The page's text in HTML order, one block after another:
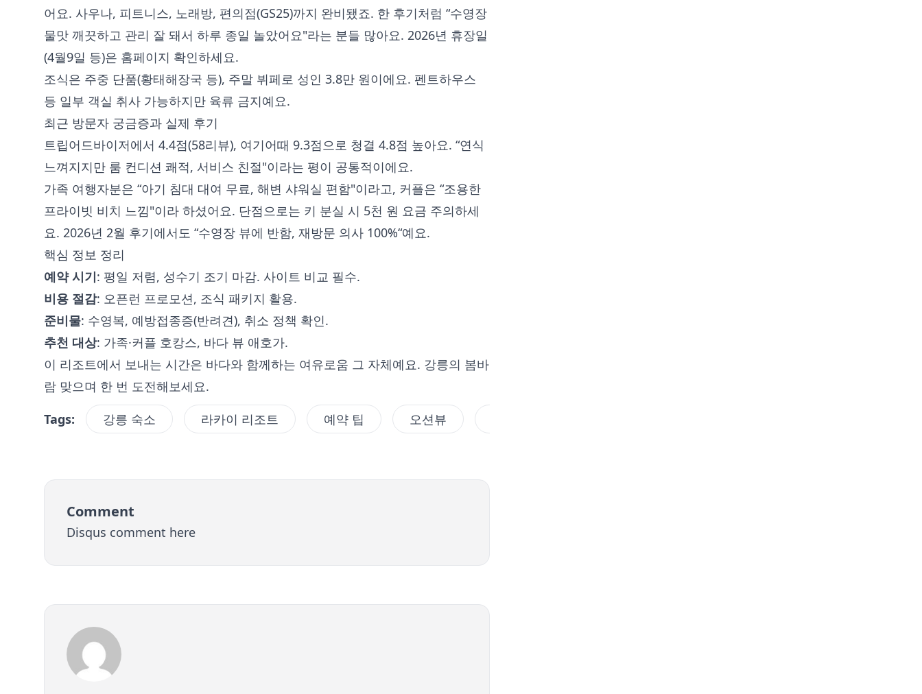
어요. 사우나, 피트니스, 노래방, 편의점(GS25)까지 완비됐죠. 한 후기처럼 “수영장
물맛 깨끗하고 관리 잘 돼서 하루 종일 놀았어요"라는 분들 많아요. 2026년 휴장일
(4월9일 등)은 홈페이지 확인하세요.
조식은 주중 단품(황태해장국 등), 주말 뷔페로 성인 3.8만 원이에요. 펜트하우스
등 일부 객실 취사 가능하지만 육류 금지예요.
최근 방문자 궁금증과 실제 후기
트립어드바이저에서 4.4점(58리뷰), 여기어때 9.3점으로 청결 4.8점 높아요. “연식
느껴지지만 룸 컨디션 쾌적, 서비스 친절"이라는 평이 공통적이에요.
가족 여행자분은 “아기 침대 대여 무료, 해변 샤워실 편함"이라고, 커플은 “조용한
프라이빗 비치 느낌"이라 하셨어요. 단점으로는 키 분실 시 5천 원 요금 주의하세
요. 2026년 2월 후기에서도 “수영장 뷰에 반함, 재방문 의사 100%“예요.
핵심 정보 정리
예약 시기: 평일 저렴, 성수기 조기 마감. 사이트 비교 필수.
비용 절감: 오픈런 프로모션, 조식 패키지 활용.
준비물: 수영복, 예방접종증(반려견), 취소 정책 확인.
추천 대상: 가족·커플 호캉스, 바다 뷰 애호가.
이 리조트에서 보내는 시간은 바다와 함께하는 여유로움 그 자체예요. 강릉의 봄바
람 맞으며 한 번 도전해보세요.
Tags:
강릉 숙소 라카이 리조트 예약 팁 오션뷰
Comment
Disqus comment here